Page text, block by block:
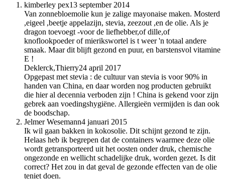
kimberley pex13 september 2014
Van zonnebloemolie kun je zalige mayonaise maken. Mosterd
,eigeel ,beetje appelazijn, stevia, zeezout ,en de olie. Als je
dragon toevoegt -voor de liefhebber,of dille,of
knoflookpoeder of mierikswortel is t weer 'n totaal andere
smaak. Maar dit blijft gezond en puur, en barstensvol vitamine
E !
Deklerck,Thierry24 april 2017
Opgepast met stevia : de cultuur van stevia is voor 90% in
handen van China, en daar worden nog producten gebruikt
die hier al decennia verboden zijn ! China is gekend voor zijn
gebrek aan voedingshygiëne. Allergieën vermijden is dan ook
de boodschap.
Jelmer Wesemann4 januari 2015
Ik wil gaan bakken in kokosolie. Dit schijnt gezond te zijn.
Helaas heb ik begrepen dat de containers waarmee deze olie
wordt getransporteerd uit het oosten onder druk, chemische
ongezonde en wellicht schadelijke druk, worden gezet. Is dit
correct? Het zou in dat geval de gezonde effecten van de olie
teniet doen.